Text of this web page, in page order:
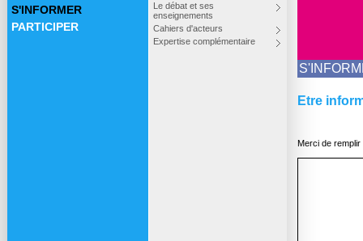
S'INFORMER
PARTICIPER
Le débat et ses
enseignements
Cahiers d'acteurs
Expertise complémentaire
Etre
Merci de